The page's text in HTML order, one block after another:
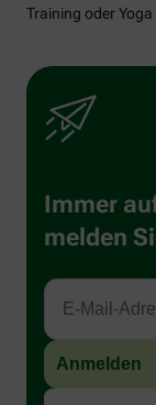
Training oder Yoga
Immer
melden